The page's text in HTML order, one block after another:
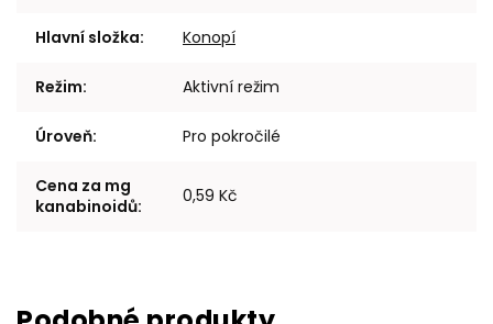
Hlavní složka: Konopí
Režim: Aktivní režim
Úroveň: Pro pokročilé
Cena za mg
kanabinoidů: 0,59 Kč